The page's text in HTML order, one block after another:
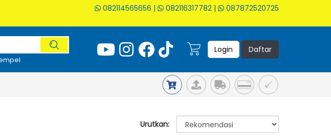
082114565656 | 082116317782 | 087872520725
Login Daftar
Urutkan: